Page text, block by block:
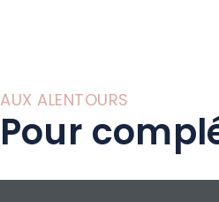
AUX ALENTOURS
Pour